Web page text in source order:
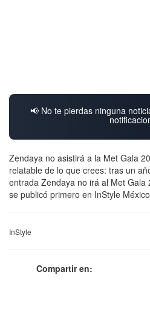
📢 No te pierdas ninguna
Zendaya no asistirá a la Met Gala
relatable de lo que crees: tras un
entrada Zendaya no irá al Met
se publicó primero en InStyle
InStyle
Compartir en: